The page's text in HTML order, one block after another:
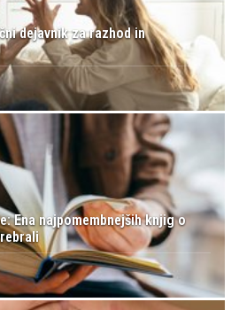
dejavnik za razhod in
Ena najpomembnejših knjig o